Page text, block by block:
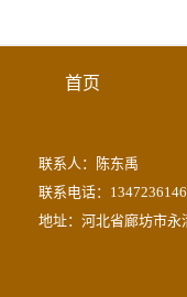
首页
联系人：陈东禹
联系电话：
地址：河北省廊坊市永